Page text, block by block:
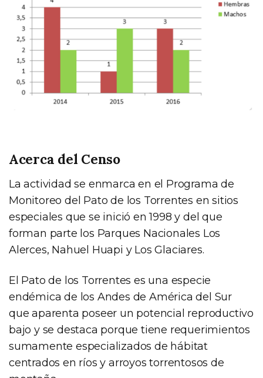
Acerca del Censo
La actividad se enmarca en el Programa de
Monitoreo del Pato de los Torrentes en sitios
especiales que se inició en 1998 y del que
forman parte los Parques Nacionales Los
Alerces, Nahuel Huapi y Los Glaciares.
El Pato de los Torrentes es una especie
endémica de los Andes de América del Sur
que aparenta poseer un potencial reproductivo
bajo y se destaca porque tiene requerimientos
sumamente especializados de hábitat
centrados en ríos y arroyos torrentosos de